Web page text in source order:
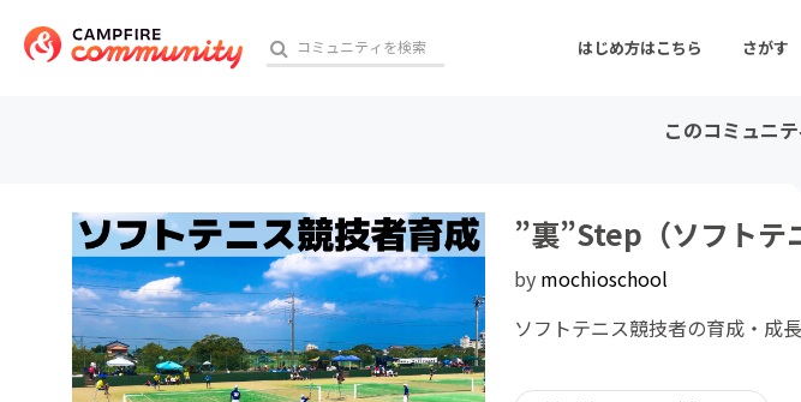
はじめ方はこちら さがす
おすすめのコミュニティ
アート・写真 音楽
テクノロジー・ガジェット
ゲーム・サービス開発
映像・映画
書籍・雑誌出版
このコミュニ
”裏”Step（ソフトテ
by mochioschool
ソフトテニス競技者の育成・成